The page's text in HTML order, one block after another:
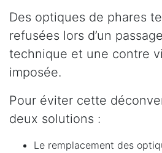
Des optiques de phares
refusées lors d’un
technique et une contre
imposée.
Pour éviter cette
deux solutions :
Le remplacement des